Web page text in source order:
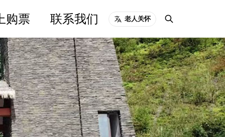
购票 联系我们 老人关怀